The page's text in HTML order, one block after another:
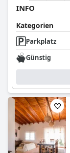
INFO
Kategorien
Parkplatz
Günstig